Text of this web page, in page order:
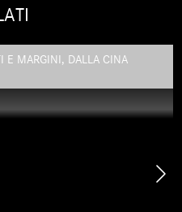
E MARGINI, DALLA CINA